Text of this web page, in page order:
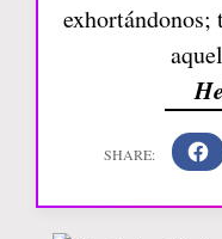
exhortándonos;